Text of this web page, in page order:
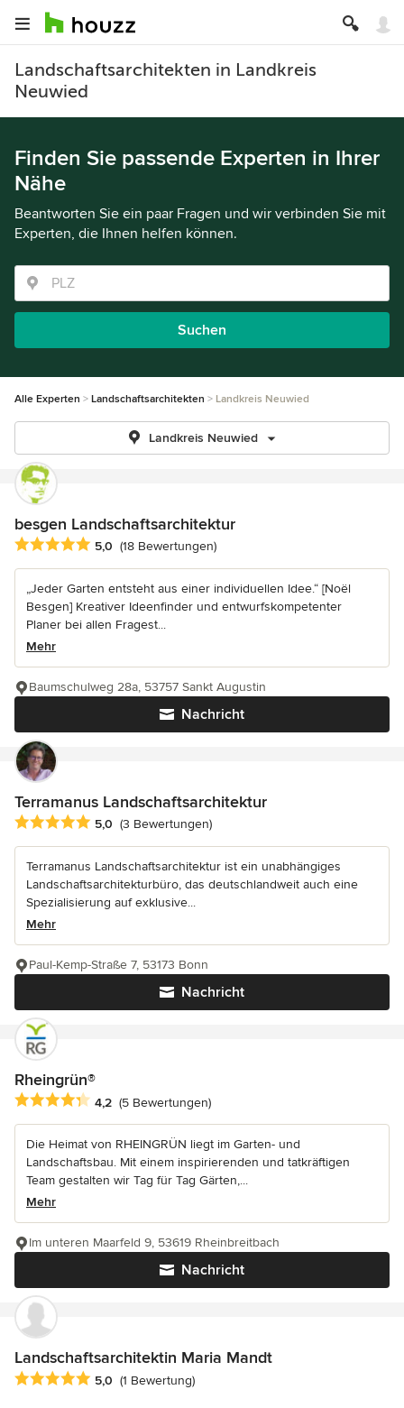
Landschaftsarchitekten in Landkreis
Neuwied
Finden Sie passende Experten in Ihrer
Nähe
Beantworten Sie ein paar Fragen und wir verbinden Sie mit
Experten, die Ihnen helfen können.
Suchen
Alle Experten Landschaftsarchitekten Landkreis Neuwied
Landkreis Neuwied
besgen Landschaftsarchitektur
Durchschnittliche Bewertung: 5 von 5 Sternen
5,0 (18 Bewertungen)
„Jeder Garten entsteht aus einer individuellen Idee.“ [Noël
Besgen] Kreativer Ideenfinder und entwurfskompetenter
Planer bei allen Fragest...
Mehr
Nachricht
Baumschulweg 28a, 53757 Sankt Augustin
Terramanus Landschaftsarchitektur
Durchschnittliche Bewertung: 5 von 5 Sternen
5,0 (3 Bewertungen)
Terramanus Landschaftsarchitektur ist ein unabhängiges
Landschaftsarchitekturbüro, das deutschlandweit auch eine
Spezialisierung auf exklusive...
Mehr
Nachricht
Paul-Kemp-Straße 7, 53173 Bonn
Rheingrün®
Durchschnittliche Bewertung: 4.2 von 5 Sternen
4,2 (5 Bewertungen)
Die Heimat von RHEINGRÜN liegt im Garten- und
Landschaftsbau. Mit einem inspirierenden und tatkräftigen
Team gestalten wir Tag für Tag Gärten,...
Mehr
Nachricht
Im unteren Maarfeld 9, 53619 Rheinbreitbach
Landschaftsarchitektin Maria Mandt
Durchschnittliche Bewertung: 5 von 5 Sternen
5,0 (1 Bewertung)